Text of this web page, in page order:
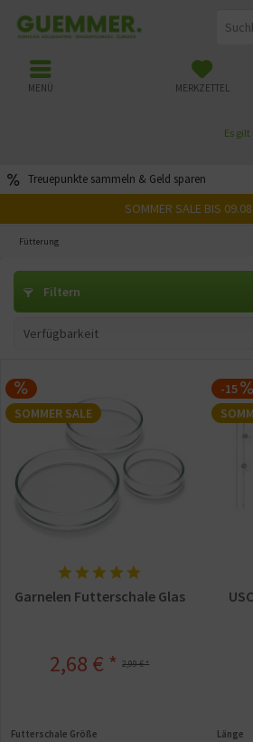
Treuepunkte sammeln & Geld sparen
MERKZETTEL
MENÜ
Es
SOMMER SALE BIS
Fütterung
Filtern
SOMMER SALE
Garnelen Futterschale Glas
2,68 € * 2,99 € *
Futterschale Größe
-15
Länge